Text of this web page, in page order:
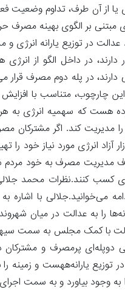
از آن طرف، تداوم وضعیت
مبتنی بر الگوی بهینه مصرف
در توزیع یارانه انرژی
در داخل الگو از
در پله دوم مصرف قرار
چارچوب، متناسب با
هست که سهمیه انرژی به
کند. اگر مشترکان
آزاد انرژی مورد نیاز خود را
مصرف به خود مردم
کسب کنند.نظرات محمد
می‌خوانید.جلالی با
را به عدالت در میان
با کمک مجلس به سمت
دوپله‌ای پرمصرف و
توزیع یارانه‌ههست و
به وجود بیاورد و به سمت